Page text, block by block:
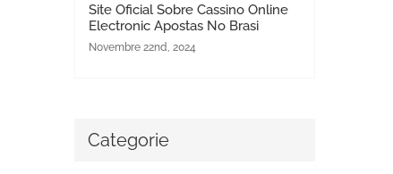
Site Oficial Sobre Cassino Online
Electronic Apostas No Brasi
Novembre 22nd, 2024
Categorie